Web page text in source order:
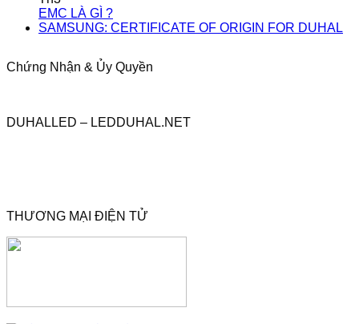
EMC LÀ GÌ ?
SAMSUNG: CERTIFICATE OF ORIGIN FOR DUHAL
Chứng Nhận & Ủy Quyền
DUHALLED – LEDDUHAL.NET
THƯƠNG MẠI ĐIỆN TỬ